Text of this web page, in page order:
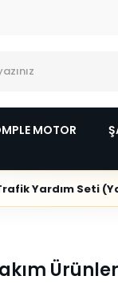
MOTOR
Yardım Seti